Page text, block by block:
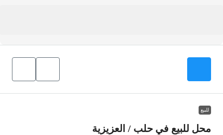
للبيع
محل للبيع في حلب / العزيزية